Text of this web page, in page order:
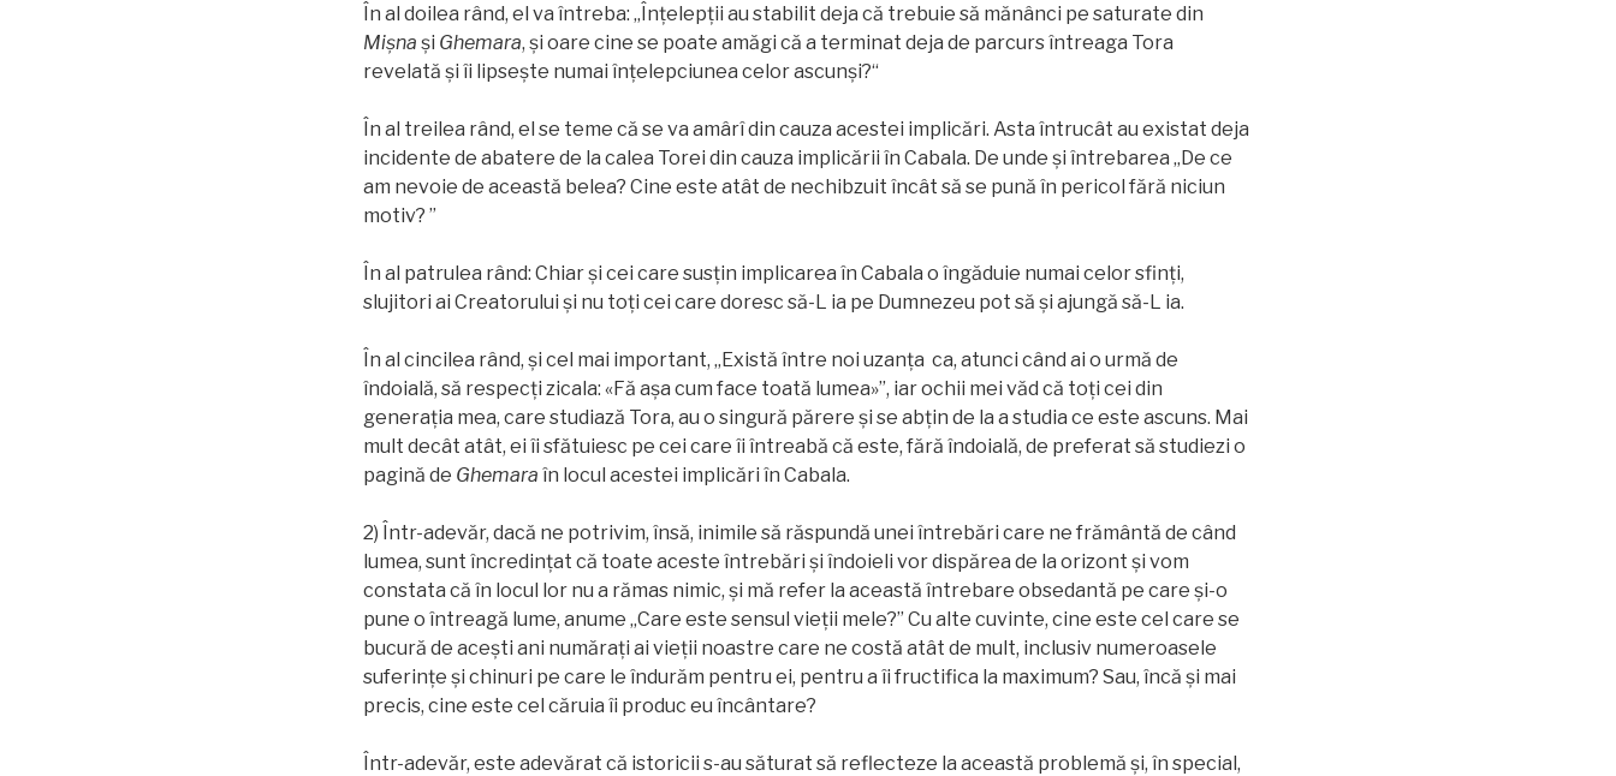
În al doilea rând, el va întreba: „Înțelepții au stabilit deja că trebuie să mănânci pe saturate din
Mișna și Ghemara, și oare cine se poate amăgi că a terminat deja de parcurs întreaga Tora
revelată și îi lipsește numai înțelepciunea celor ascunși?“
În al treilea rând, el se teme că se va amârî din cauza acestei implicări. Asta întrucât au existat deja
incidente de abatere de la calea Torei din cauza implicării în Cabala. De unde şi întrebarea „De ce
am nevoie de această belea? Cine este atât de nechibzuit încât să se pună în pericol fără niciun
motiv? ”
În al patrulea rând: Chiar și cei care susţin implicarea în Cabala o îngăduie numai celor sfinți,
slujitori ai Creatorului și nu toţi cei care doresc să-L ia pe Dumnezeu pot să şi ajungă să-L ia.
În al cincilea rând, și cel mai important, „Există între noi uzanţa ca, atunci când ai o urmă de
îndoială, să respecţi zicala: «Fă așa cum face toată lumea»”, iar ochii mei văd că toți cei din
generația mea, care studiază Tora, au o singură părere și se abțin de la a studia ce este ascuns. Mai
mult decât atât, ei îi sfătuiesc pe cei care îi întreabă că este, fără îndoială, de preferat să studiezi o
pagină de Ghemara în locul acestei implicări în Cabala.
2) Într-adevăr, dacă ne potrivim, însă, inimile să răspundă unei întrebări care ne frământă de când
lumea, sunt încredinţat că toate aceste întrebări și îndoieli vor dispărea de la orizont și vom
constata că în locul lor nu a rămas nimic, şi mă refer la această întrebare obsedantă pe care şi-o
pune o întreagă lume, anume „Care este sensul vieții mele?” Cu alte cuvinte, cine este cel care se
bucură de acești ani numărați ai vieții noastre care ne costă atât de mult, inclusiv numeroasele
suferinţe și chinuri pe care le îndurăm pentru ei, pentru a îi fructifica la maximum? Sau, încă şi mai
precis, cine este cel căruia îi produc eu încântare?
Într-adevăr, este adevărat că istoricii s-au săturat să reflecteze la această problemă și, în special,